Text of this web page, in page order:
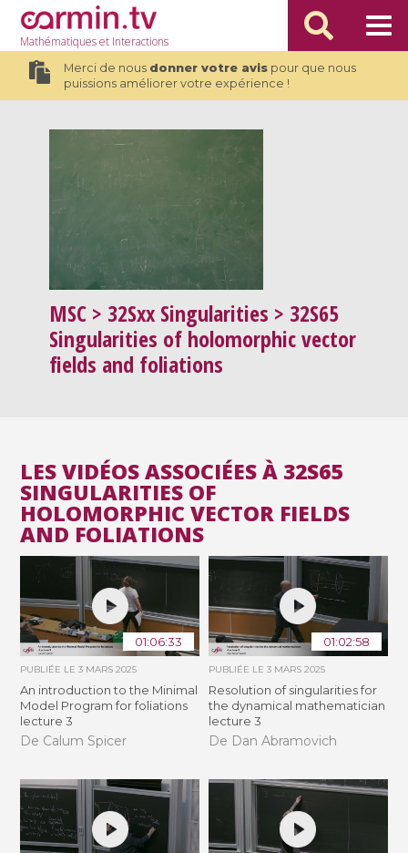
Mathématiqueset Interactions
Merci de nous donner votre avispour que nous
puissions améliorer votre expérience !
MSC > 32Sxx Singularities > 32S65
Singularities of holomorphic vector
fields and foliations
LES VIDÉOS ASSOCIÉES À 32S65
SINGULARITIES OF
HOLOMORPHIC VECTOR FIELDS
AND FOLIATIONS
01:06:33
PUBLIÉE LE3 MARS 2025
An introduction to the Minimal
Model Program for foliations
lecture 3
De Calum Spicer
01:02:58
PUBLIÉE LE 3 MARS 2025
Resolution of singularities for
the dynamical mathematician
lecture 3
De Dan Abramovich